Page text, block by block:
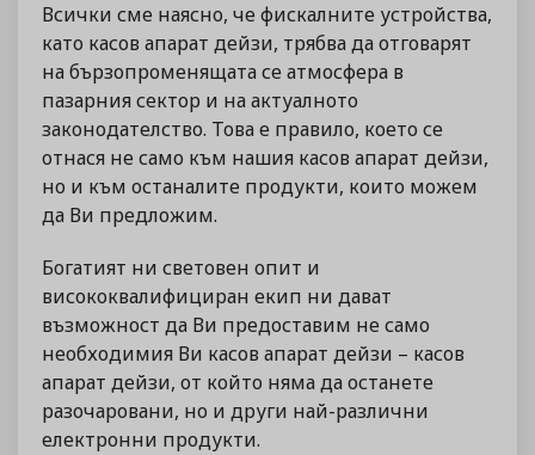
Всички сме наясно, че фискалните устройства,
като касов апарат дейзи, трябва да отговарят
на бързопроменящата се атмосфера в
пазарния сектор и на актуалното
законодателство. Това е правило, което се
отнася не само към нашия касов апарат дейзи,
но и към останалите продукти, които можем
да Ви предложим.
Богатият ни световен опит и
висококвалифициран екип ни дават
възможност да Ви предоставим не само
необходимия Ви касов апарат дейзи – касов
апарат дейзи, от който няма да останете
разочаровани, но и други най-различни
електронни продукти.